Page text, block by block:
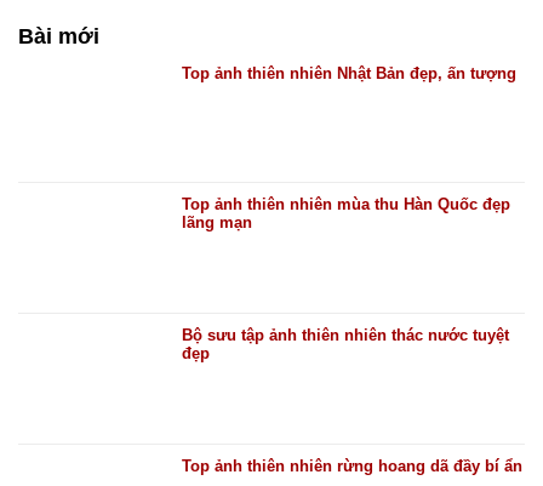
Bài mới
Top ảnh thiên nhiên Nhật Bản đẹp, ấn tượng
Top ảnh thiên nhiên mùa thu Hàn Quốc đẹp
lãng mạn
Bộ sưu tập ảnh thiên nhiên thác nước tuyệt
đẹp
Top ảnh thiên nhiên rừng hoang dã đầy bí ẩn